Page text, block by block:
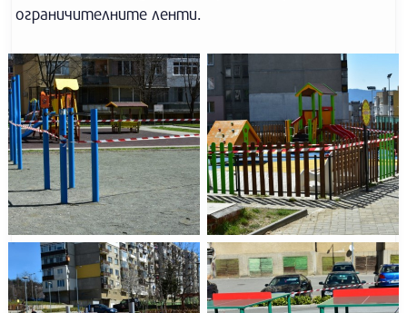
ограничителните ленти.